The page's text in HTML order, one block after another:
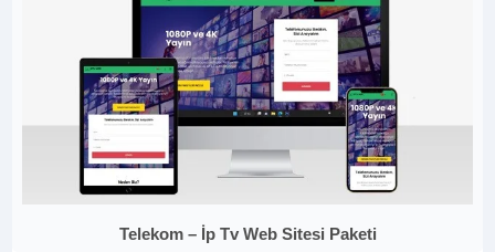
Telekom – İp Tv Web Sitesi Paketi